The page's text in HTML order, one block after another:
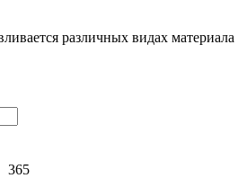
различных видах материала
365